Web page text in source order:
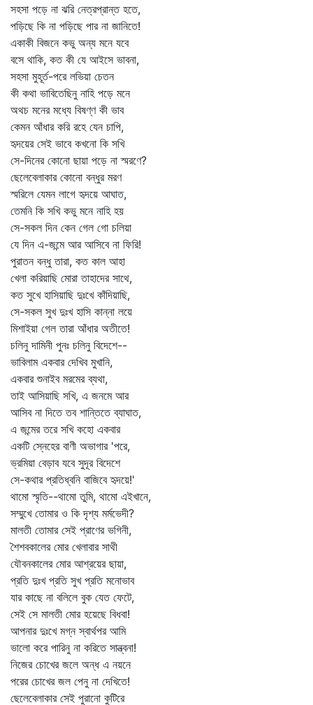
সহসা পড়ে না ঝরি নেত্রপ্রান্ত হতে,
পড়িছে কি না পড়িছে পার না জানিতে!
একাকী বিজনে কভু অন্য মনে যবে
বসে থাকি, কত কী যে আইসে ভাবনা,
সহসা মুহূর্ত-পরে লভিয়া চেতন
কী কথা ভাবিতেছিনু নাহি পড়ে মনে
অথচ মনের মধ্যে বিষণ্ণ কী ভাব
কেমন আঁধার করি রহে যেন চাপি,
হৃদয়ের সেই ভাবে কখনো কি সখি
সে-দিনের কোনো ছায়া পড়ে না স্মরণে?
ছেলেবেলাকার কোনো বন্ধুর মরণ
স্মরিলে যেমন লাগে হৃদয়ে আঘাত,
তেমনি কি সখি কভু মনে নাহি হয়
সে-সকল দিন কেন গেল গো চলিয়া
যে দিন এ-জন্মে আর আসিবে না ফিরি!
পুরাতন বন্ধু তারা, কত কাল আহা
খেলা করিয়াছি মোরা তাহাদের সাথে,
কত সুখে হাসিয়াছি দুঃখে কাঁদিয়াছি,
সে-সকল সুখ দুঃখ হাসি কান্না লয়ে
মিশাইয়া গেল তারা আঁধার অতীতে!
চলিনু দামিনী পুনঃ চলিনু বিদেশে--
ভাবিলাম একবার দেখিব মুখানি,
একবার শুনাইব মরমের ব্যথা,
তাই আসিয়াছি সখি, এ জনমে আর
আসিব না দিতে তব শান্তিতে ব্যাঘাত,
এ জন্মের তরে সখি কহো একবার
একটি স্নেহের বাণী অভাগার 'পরে,
ভ্রমিয়া বেড়াব যবে সুদূর বিদেশে
সে-কথার প্রতিধ্বনি বাজিবে হৃদয়ে!'
থামো স্মৃতি--থামো তুমি, থামো এইখানে,
সম্মুখে তোমার ও কি দৃশ্য মর্মভেদী?
মালতী তোমার সেই প্রাণের ভগিনী,
শৈশবকালের মোর খেলাবার সাথী
যৌবনকালের মোর আশ্রয়ের ছায়া,
প্রতি দুঃখ প্রতি সুখ প্রতি মনোভাব
যার কাছে না বলিলে বুক যেত ফেটে,
সেই সে মালতী মোর হয়েছে বিধবা!
আপনার দুঃখে মগ্ন স্বার্থপর আমি
ভালো করে পারিনু না করিতে সান্ত্বনা!
নিজের চোখের জলে অন্ধ এ নয়নে
পরের চোখের জল পেনু না দেখিতে!
ছেলেবেলাকার সেই পুরানো কুটিরে